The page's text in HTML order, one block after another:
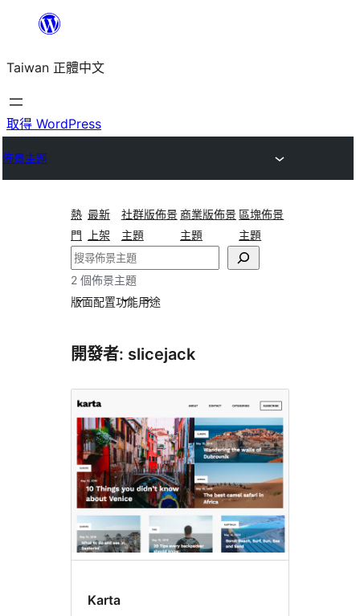
主
要
內
Taiwan 正體中文
取得 WordPress
佈景主題
熱
門
最新
上架
社群版佈景
主題
商業版佈景
主題
區塊佈景
主題
搜
尋
2 個佈景主題
版面配置功能用途
開發者: slicejack
Karta